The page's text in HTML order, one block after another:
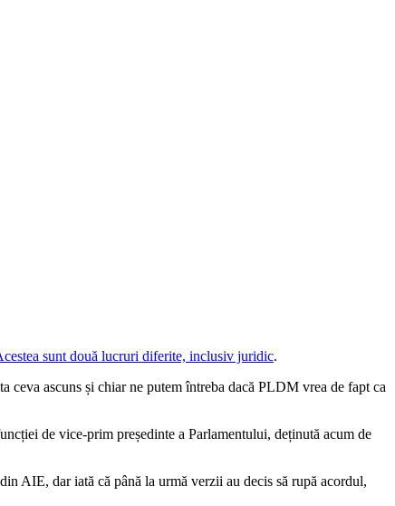
sunt două lucruri diferite, inclusiv juridic.
ascuns și chiar ne putem întreba dacă PLDM vrea de fapt ca
de vice-prim președinte a Parlamentului, deținută acum de
AIE, dar iată că până la urmă verzii au decis să rupă acordul,